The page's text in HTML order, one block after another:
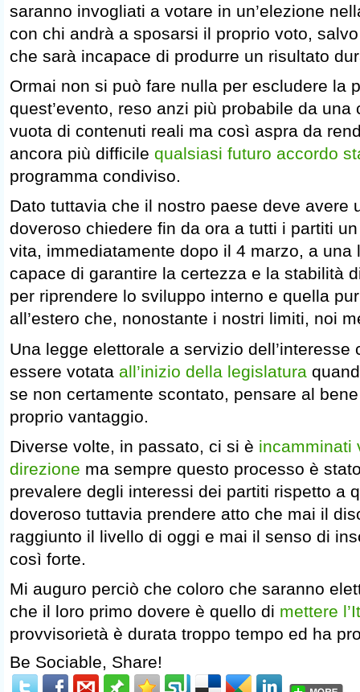
saranno invogliati a votare in un’elezione
con chi andrà a sposarsi il proprio voto,
che sarà incapace di produrre un risultato
Ormai non si può fare nulla per escludere la
quest’evento, reso anzi più probabile da una
vuota di contenuti reali ma così aspra da
ancora più difficile qualsiasi futuro accordo
programma condiviso.
Dato tuttavia che il nostro paese deve avere
doveroso chiedere fin da ora a tutti i partiti
vita, immediatamente dopo il 4 marzo, a una
capace di garantire la certezza e la stabilità
per riprendere lo sviluppo interno e quella
all’estero che, nonostante i nostri limiti, noi
Una legge elettorale a servizio dell’interesse
essere votata all’inizio della legislatura
se non certamente scontato, pensare al
proprio vantaggio.
Diverse volte, in passato, ci si è incamminati
direzione ma sempre questo processo è
prevalere degli interessi dei partiti rispetto a
doveroso tuttavia prendere atto che mai il
raggiunto il livello di oggi e mai il senso di
così forte.
Mi auguro perciò che coloro che saranno
che il loro primo dovere è quello di mettere
provvisorietà è durata troppo tempo ed ha
Be Sociable, Share!